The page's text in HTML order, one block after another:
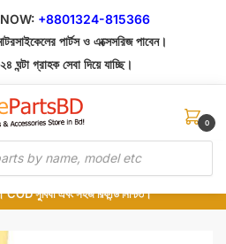
+8801324-815366
পার্টস ও এক্সেসরিজ পাবেন।
গ্রাহক সেবা দিয়ে যাচ্ছি।
0
সংগ্রহ এবং শুধুমাত্র কুরিয়ার সার্ভিসে ডেলিভারি।
হলে Cash on Delivery দিন, না হলে ৫ মিনিটে ১৯৯
COD সুবিধা এবং সহজ রিফান্ড নিশ্চিত।